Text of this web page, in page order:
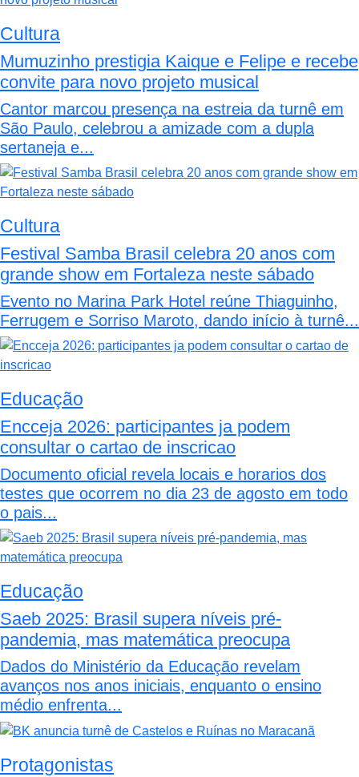
Cultura
Mumuzinho prestigia Kaique e Felipe e recebe
convite para novo projeto musical
Cantor marcou presença na estreia da turnê em
São Paulo, celebrou a amizade com a dupla
sertaneja e...
Cultura
Festival Samba Brasil celebra 20 anos com
grande show em Fortaleza neste sábado
Evento no Marina Park Hotel reúne Thiaguinho,
Ferrugem e Sorriso Maroto, dando início à turnê...
Educação
Encceja 2026: participantes ja podem
consultar o cartao de inscricao
Documento oficial revela locais e horarios dos
testes que ocorrem no dia 23 de agosto em todo
o pais...
Educação
Saeb 2025: Brasil supera níveis pré-
pandemia, mas matemática preocupa
Dados do Ministério da Educação revelam
avanços nos anos iniciais, enquanto o ensino
médio enfrenta...
Protagonistas